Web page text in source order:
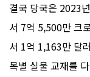
결국 당국은 2023
서 7억 5,500만 크
서 1억 1,163만 달
목별 실물 교재를